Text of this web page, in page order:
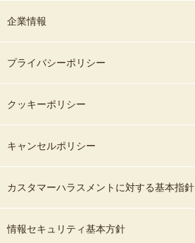
企業情報
プライバシーポリシー
クッキーポリシー
キャンセルポリシー
カスタマーハラスメントに対する基本指針
情報セキュリティ基本方針